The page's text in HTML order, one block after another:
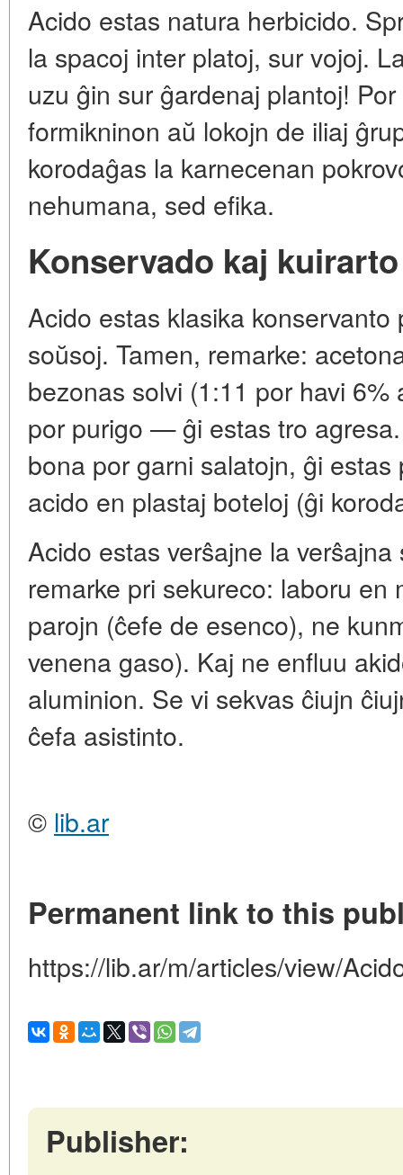
Acido estas natura herbicido.
la spacoj inter platoj, sur vojoj.
uzu ĝin sur ĝardenaj plantoj!
formikninon aŭ lokojn de iliaj
korodaĝas la karnecenan
nehumana, sed efika.
Konservado kaj kuirarto
Acido estas klasika
soŭsoj. Tamen, remarke:
bezonas solvi (1:11 por havi
por purigo — ĝi estas tro
bona por garni salatojn, ĝi
acido en plastaj boteloj (ĝi
Acido estas verŝajne la
remarke pri sekureco: laboru en
parojn (ĉefe de esenco), ne
venena gaso). Kaj ne enfluu
aluminion. Se vi sekvas ĉiujn
ĉefa asistinto.
© lib.ar
Permanent link to this
https://lib.ar/m/articles/view/
Publisher: